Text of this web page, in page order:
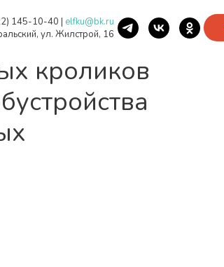
145-10-40 | elfku@bk.ru
ул. Жилстрой, 16
кроликов